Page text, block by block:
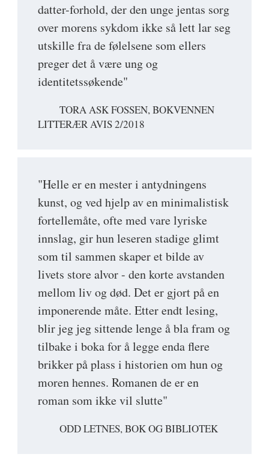
datter-forhold, der den unge jentas sorg
over morens sykdom ikke så lett lar seg
utskille fra de følelsene som ellers
preger det å være ung og
identitetssøkende"
TORA ASK FOSSEN, BOKVENNEN
LITTERÆR AVIS 2/2018
"Helle er en mester i antydningens
kunst, og ved hjelp av en minimalistisk
fortellemåte, ofte med vare lyriske
innslag, gir hun leseren stadige glimt
som til sammen skaper et bilde av
livets store alvor - den korte avstanden
mellom liv og død. Det er gjort på en
imponerende måte. Etter endt lesing,
blir jeg jeg sittende lenge å bla fram og
tilbake i boka for å legge enda flere
brikker på plass i historien om hun og
moren hennes. Romanen de er en
roman som ikke vil slutte"
ODD LETNES, BOK OG BIBLIOTEK